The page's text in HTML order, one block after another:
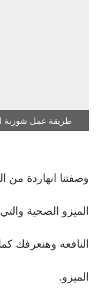
طريقة عمل شوربة الميزو و 5
وصفتنا انهاردة من
الميزو الصحية
النافعه وهنعرفك
الميزو.